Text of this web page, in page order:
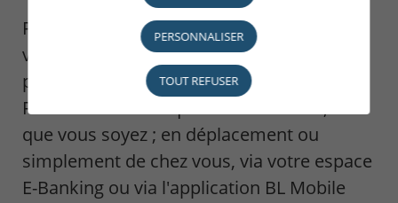
Pour disposer à tout moment d'un accès à
vos comptes sans vous déplacer, optez
pour les solutions de banque à distance.
Restez en contact quand vous voulez, où
que vous soyez ; en déplacement ou
simplement de chez vous, via votre espace
E-Banking ou via l'application BL Mobile
PERSONNALISER
TOUT REFUSER